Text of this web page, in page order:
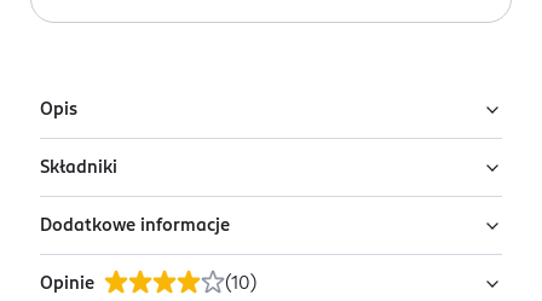
Opis
Spray OFF!® Przeciw Kleszczom w formie wygodnego
atomizera to repelent w płynie, który zapewnia
skuteczną ochronę przed kleszczami aż do 12 godzin, w
tym także tymi, które mogą przenosić boreliozę.
Składniki
Substancja czynna: Ikarydyna 25g/100g.
Dodatkowe informacje
PRZYGOTOWANIE I STOSOWANIE
Opinie (10 )